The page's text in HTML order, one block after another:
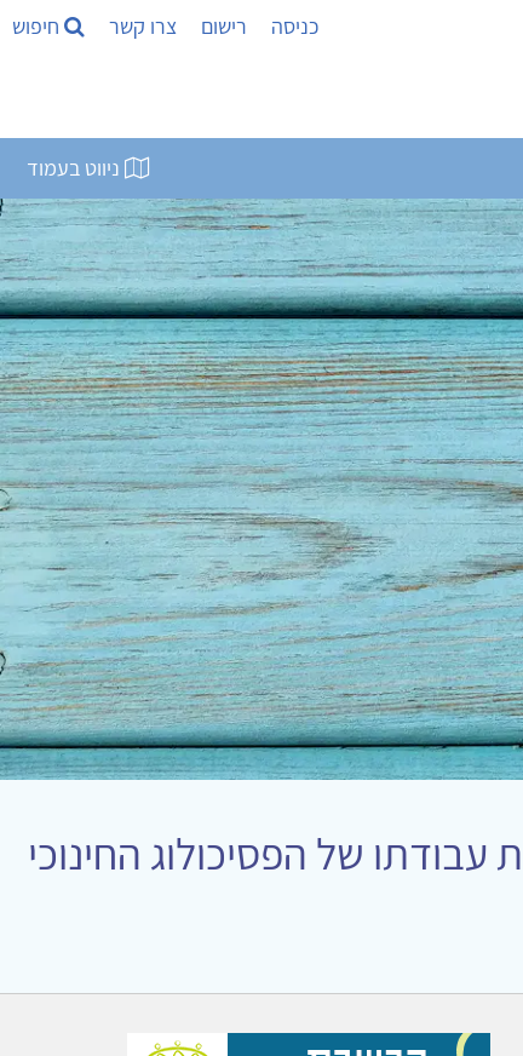
כניסה רישום צרו קשר חיפוש
ניווט בעמוד
של הפסיכולוג החינוכי